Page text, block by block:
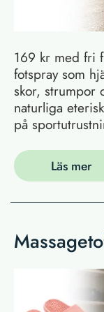
169 kr med fri
fotspray som
skor, strumpor
naturliga
på
Läs mer